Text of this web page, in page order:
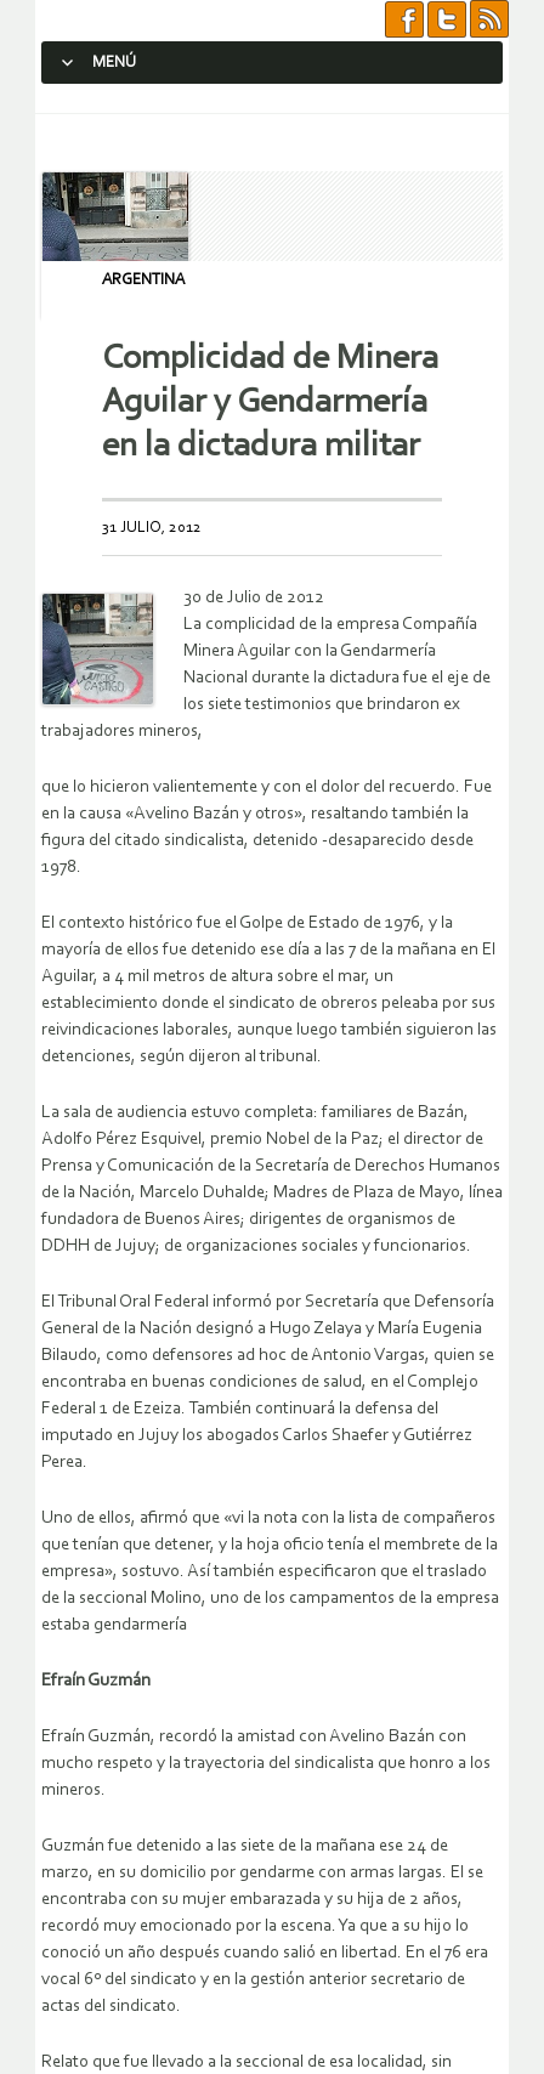
MENÚ
ARGENTINA
Complicidad de Minera
Aguilar y Gendarmería
en la dictadura militar
31 JULIO, 2012
30 de Julio de 2012
La complicidad de la empresa Compañía
Minera Aguilar con la Gendarmería
Nacional durante la dictadura fue el eje de
los siete testimonios que brindaron ex
trabajadores mineros,
que lo hicieron valientemente y con el dolor del recuerdo. Fue
en la causa «Avelino Bazán y otros», resaltando también la
figura del citado sindicalista, detenido -desaparecido desde
1978.
El contexto histórico fue el Golpe de Estado de 1976, y la
mayoría de ellos fue detenido ese día a las 7 de la mañana en El
Aguilar, a 4 mil metros de altura sobre el mar, un
establecimiento donde el sindicato de obreros peleaba por sus
reivindicaciones laborales, aunque luego también siguieron las
detenciones, según dijeron al tribunal.
La sala de audiencia estuvo completa: familiares de Bazán,
Adolfo Pérez Esquivel, premio Nobel de la Paz; el director de
Prensa y Comunicación de la Secretaría de Derechos Humanos
de la Nación, Marcelo Duhalde; Madres de Plaza de Mayo, línea
fundadora de Buenos Aires; dirigentes de organismos de
DDHH de Jujuy; de organizaciones sociales y funcionarios.
El Tribunal Oral Federal informó por Secretaría que Defensoría
General de la Nación designó a Hugo Zelaya y María Eugenia
Bilaudo, como defensores ad hoc de Antonio Vargas, quien se
encontraba en buenas condiciones de salud, en el Complejo
Federal 1 de Ezeiza. También continuará la defensa del
imputado en Jujuy los abogados Carlos Shaefer y Gutiérrez
Perea.
Uno de ellos, afirmó que «vi la nota con la lista de compañeros
que tenían que detener, y la hoja oficio tenía el membrete de la
empresa», sostuvo. Así también especificaron que el traslado
de la seccional Molino, uno de los campamentos de la empresa
estaba gendarmería
Efraín Guzmán
Efraín Guzmán, recordó la amistad con Avelino Bazán con
mucho respeto y la trayectoria del sindicalista que honro a los
mineros.
Guzmán fue detenido a las siete de la mañana ese 24 de
marzo, en su domicilio por gendarme con armas largas. El se
encontraba con su mujer embarazada y su hija de 2 años,
recordó muy emocionado por la escena. Ya que a su hijo lo
conoció un año después cuando salió en libertad. En el 76 era
vocal 6º del sindicato y en la gestión anterior secretario de
actas del sindicato.
Relato que fue llevado a la seccional de esa localidad, sin